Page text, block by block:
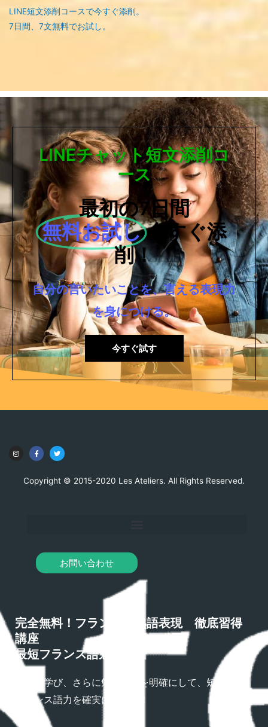
LINE短文添削コースで今すぐ添削。
7日間、7文無料でお試し。
LINEチャット短文添削コ
ース
最初の7日間
無料お試し 今すぐ添
削！
自分の言いたいことを、言える表現力
を身につける。
今すぐ試す
Copyright © 2015-2020 Les Ateliers. All Rights Reserved.
お問い合わせ
完全無料！フランス語熟語表現 徹底習得
講座
最短フランス語勉強法
熟語を学び、さらに勉強方法を明確にして、短期間で
フランス語力を確実にアップ！